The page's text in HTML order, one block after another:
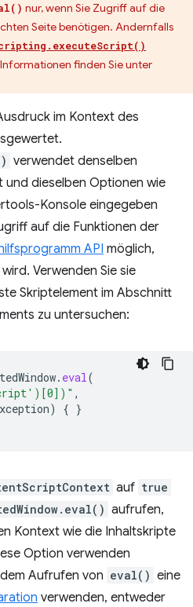
nur, wenn Sie Zugriff auf die
Seite benötigen. Andernfalls
finden Sie unter
im Kontext des
verwendet denselben
dieselben Optionen wie
Konsole eingegeben
auf die Funktionen der
API möglich,
Verwenden Sie sie
Skriptelement im Abschnitt
zu untersuchen:
. eval(
,
) { }
auf true
aufrufen,
Kontext wie die Inhaltskripte
Option verwenden
Aufrufen von eval() eine
verwenden, entweder